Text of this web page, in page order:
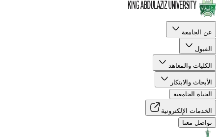
عن الجامعة
القبول
الكليات والمعاهد
الأبحاث والابتكار
الحياة الجامعية
الخدمات الإلكترونية
تواصل معنا